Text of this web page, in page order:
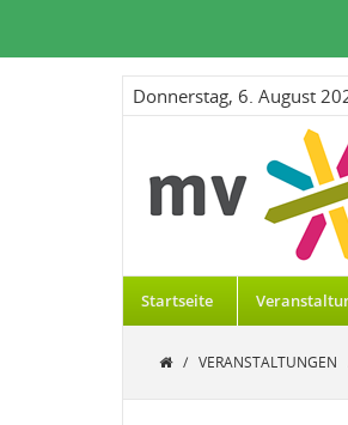
Donnerstag, 6. August
Startseite
/ VERANSTALTUNGEN